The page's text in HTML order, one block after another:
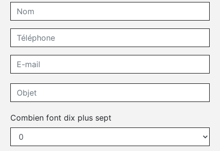
Combien font dix plus sept